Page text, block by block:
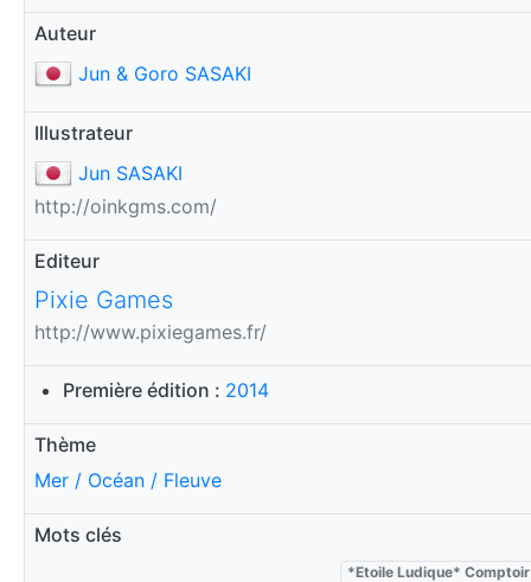
Auteur
Jun & Goro SASAKI
Illustrateur
Jun SASAKI
http://oinkgms.com/
Editeur
Pixie Games
http://www.pixiegames.fr/
Première édition : 2014
Thème
Mer / Océan / Fleuve
Mots clés
*Etoile Ludique* Comptoir